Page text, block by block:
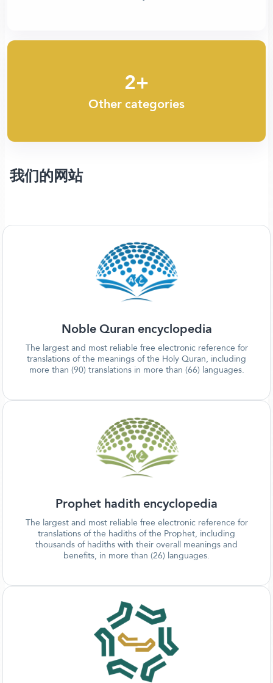
2+
Other categories
我们的网站
Noble Quran encyclopedia
The largest and most reliable free electronic reference for
translations of the meanings of the Holy Quran, including
more than (90) translations in more than (66) languages.
Prophet hadith encyclopedia
The largest and most reliable free electronic reference for
translations of the hadiths of the Prophet, including
thousands of hadiths with their overall meanings and
benefits, in more than (26) languages.